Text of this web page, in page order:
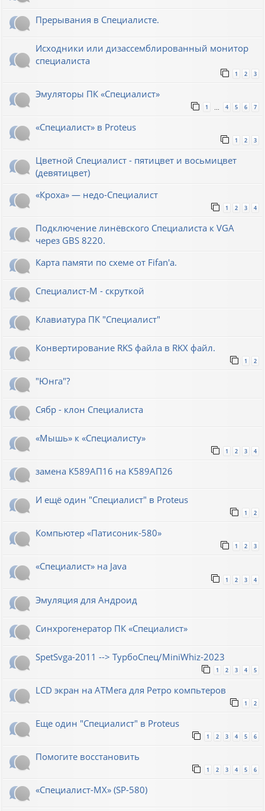
Прерывания в Специалисте.
Исходники или дизассемблированный монитор
специалиста
1 2 3
Эмуляторы ПК «Специалист»
1 4 5 6 7
«Специалист» в Proteus
1 2 3
Цветной Специалист - пятицвет и восьмицвет
(девятицвет)
«Кроха» — недо-Специалист
1 2 3 4
Подключение линёвского Специалиста к VGA
через GBS 8220.
Карта памяти по схеме от Fifan'a.
Специалист-М - скруткой
Клавиатура ПК "Специалист"
Конвертирование RKS файла в RKX файл.
1 2
"Юнга"?
Сябр - клон Специалиста
«Мышь» к «Специалисту»
1 2 3 4
замена К589АП16 на К589АП26
И ещё один "Специалист" в Proteus
1 2
Компьютер «Патисоник-580»
1 2 3
«Специалист» на Java
1 2 3 4
Эмуляция для Андроид
Синхрогенератор ПК «Специалист»
SpetSvga-2011 --> ТурбоСпец/MiniWhiz-2023
1 2 3 4 5
LCD экран на АТМега для Ретро компьтеров
1 2
Еще один "Специалист" в Proteus
1 2 3 4 5 6
Помогите восстановить
1 2 3 4 5 6
«Специалист-МХ» (SP-580)